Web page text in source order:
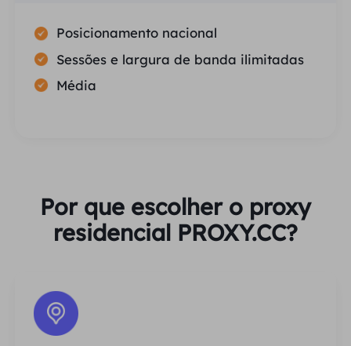
Posicionamento nacional
Sessões e largura de banda ilimitadas
Média
Por que escolher o proxy
residencial PROXY.CC?